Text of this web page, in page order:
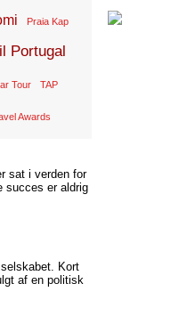
Praia Kap
Portugal
Tour TAP
Awards
sat i verden for
succes er aldrig
Kort
af en politisk